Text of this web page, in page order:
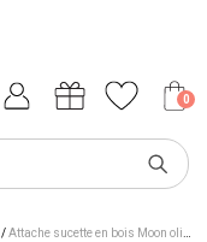
0
/Attache sucette en bois Moon olive